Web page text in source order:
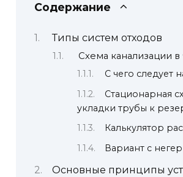
Содержание
Типы систем отходов
Схема канализации
С чего следует
Стационарная
укладки трубы к
Калькулятор
Вариант с
Основные принципы